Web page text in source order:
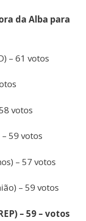
da Alba para
– 61 votos
votos
59 votos
– 57 votos
– 59 votos
– 59 – votos